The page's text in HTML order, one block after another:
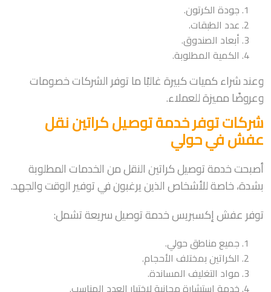
جودة الكرتون.
عدد الطبقات.
أبعاد الصندوق.
الكمية المطلوبة.
وعند شراء كميات كبيرة غالبًا ما توفر الشركات خصومات
وعروضًا مميزة للعملاء.
شركات توفر خدمة توصيل كراتين نقل
عفش في حولي
أصبحت خدمة توصيل كراتين النقل من الخدمات المطلوبة
بشدة، خاصة للأشخاص الذين يرغبون في توفير الوقت والجهد.
توفر عفش إكسبريس خدمة توصيل سريعة تشمل:
جميع مناطق حولي.
الكراتين بمختلف الأحجام.
مواد التغليف المساندة.
خدمة استشارة مجانية لاختيار العدد المناسب.